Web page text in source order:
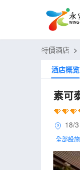
特價酒店 >
酒店概览
素可
18/
全部設